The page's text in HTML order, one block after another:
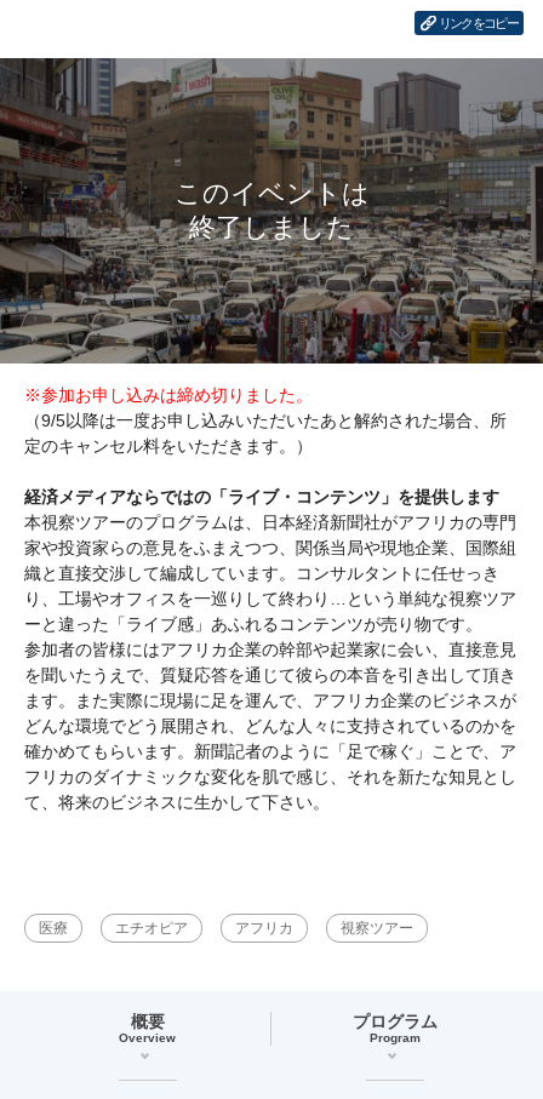
リンクをコピー
※参加お申し込みは締め切りました。
（9/5以降は一度お申し込みいただいたあと解約された場合、所
定のキャンセル料をいただきます。）
経済メディアならではの「ライブ・コンテンツ」を提供します
本視察ツアーのプログラムは、日本経済新聞社がアフリカの専門
家や投資家らの意見をふまえつつ、関係当局や現地企業、国際組
織と直接交渉して編成しています。コンサルタントに任せっき
り、工場やオフィスを一巡りして終わり…という単純な視察ツア
ーと違った「ライブ感」あふれるコンテンツが売り物です。
参加者の皆様にはアフリカ企業の幹部や起業家に会い、直接意見
を聞いたうえで、質疑応答を通じて彼らの本音を引き出して頂き
ます。また実際に現場に足を運んで、アフリカ企業のビジネスが
どんな環境でどう展開され、どんな人々に支持されているのかを
確かめてもらいます。新聞記者のように「足で稼ぐ」ことで、ア
フリカのダイナミックな変化を肌で感じ、それを新たな知見とし
て、将来のビジネスに生かして下さい。
医療 エチオピア アフリカ 視察ツアー
概要
Overview
プログラム
Program